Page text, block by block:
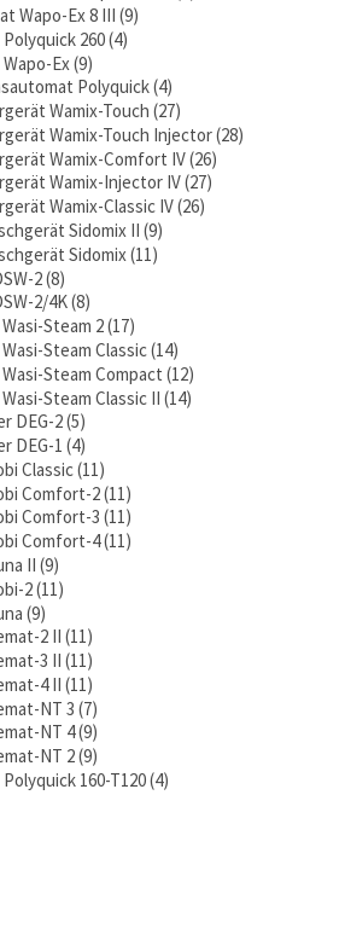
Wapo-Ex 8 III 9
260 4
Ex 9
Polyquick 4
Wamix-Touch 27
Wamix-Touch Injector 28
Wamix-Comfort IV 26
Wamix-Injector IV 27
Wamix-Classic IV 26
Sidomix II 9
Sidomix 11
2 8
2/4K 8
Steam 2 17
Steam Classic 14
Steam Compact 12
Steam Classic II 14
DEG-2 5
DEG-1 4
Classic 11
Comfort-2 11
Comfort-3 11
Comfort-4 11
II 9
2 11
9
2 II 11
3 II 11
4 II 11
NT 3 7
NT 4 9
NT 2 9
160-T120 4